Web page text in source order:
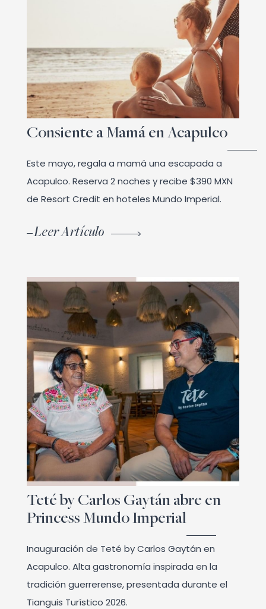
Consiente a Mamá en Acapulco
Este mayo, regala a mamá una escapada a
Acapulco. Reserva 2 noches y recibe $390 MXN
de Resort Credit en hoteles Mundo Imperial.
Leer Artículo
Teté by Carlos Gaytán abre en
Princess Mundo Imperial
Inauguración de Teté by Carlos Gaytán en
Acapulco. Alta gastronomía inspirada en la
tradición guerrerense, presentada durante el
Tianguis Turístico 2026.